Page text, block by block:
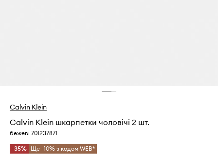
Calvin Klein
Calvin Klein шкарпетки чоловічі 2 шт.
бежеві 701237871
-35% Ще -10% з кодом WEB*